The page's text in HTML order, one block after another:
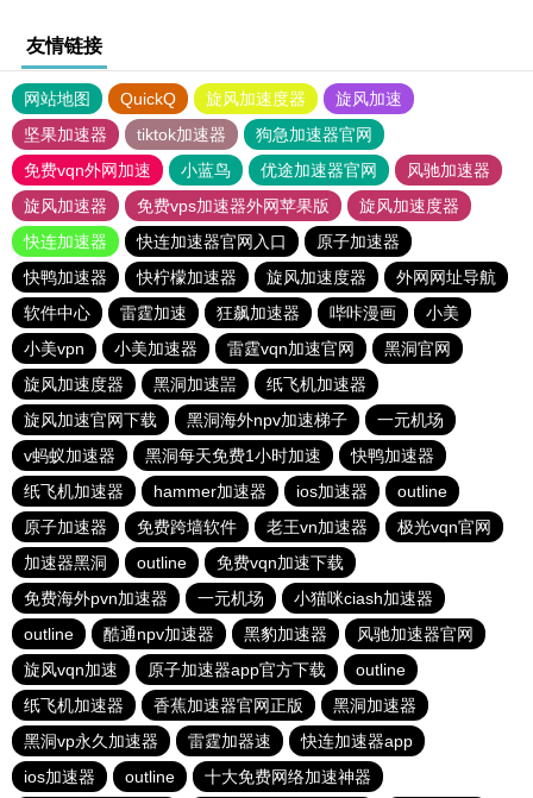
友情链接
网站地图 QuickQ 旋风加速度器
旋风加速
坚果加速器
tiktok加速器
狗急加速器官网
免费vqn外网加速
小蓝鸟 优途加速器官网
风驰加速器
旋风加速器
免费vps加速器外网苹果版
旋风加速度器
快连加速器
快连加速器官网入口
原子加速器
快鸭加速器
快柠檬加速器 旋风加速度器
外网网址导航
软件中心
雷霆加速 狂飙加速器 哔咔漫画
小美
小美vpn
小美加速器 雷霆vqn加速官网
黑洞官网
旋风加速度器
黑洞加速噐
纸飞机加速器
旋风加速官网下载
黑洞海外npv加速梯子
一元机场
v蚂蚁加速器
黑洞每天免费1小时加速
快鸭加速器
纸飞机加速器
hammer加速器 ios加速器
outline
原子加速器
免费跨墙软件 老王vn加速器
极光vqn官网
加速器黑洞
outline
免费vqn加速下载
免费海外pvn加速器
一元机场
小猫咪ciash加速器
outline
酷通npv加速器 黑豹加速器
风驰加速器官网
旋风vqn加速
原子加速器app官方下载
outline
纸飞机加速器
香蕉加速器官网正版
黑洞加速器
黑洞vp永久加速器
雷霆加器速
快连加速器app
ios加速器
outline 十大免费网络加速神器